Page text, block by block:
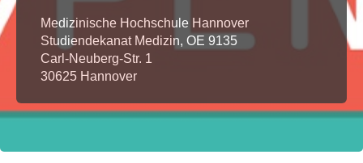
Medizinische Hochschule Hannover
Studiendekanat Medizin, OE 9135
Carl-Neuberg-Str. 1
30625 Hannover